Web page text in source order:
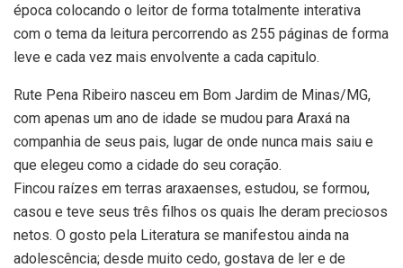
época colocando o leitor de forma totalmente interativa
com o tema da leitura percorrendo as 255 páginas de forma
leve e cada vez mais envolvente a cada capitulo.
Rute Pena Ribeiro nasceu em Bom Jardim de Minas/MG,
com apenas um ano de idade se mudou para Araxá na
companhia de seus pais, lugar de onde nunca mais saiu e
que elegeu como a cidade do seu coração.
Fincou raízes em terras araxaenses, estudou, se formou,
casou e teve seus três filhos os quais lhe deram preciosos
netos. O gosto pela Literatura se manifestou ainda na
adolescência; desde muito cedo, gostava de ler e de